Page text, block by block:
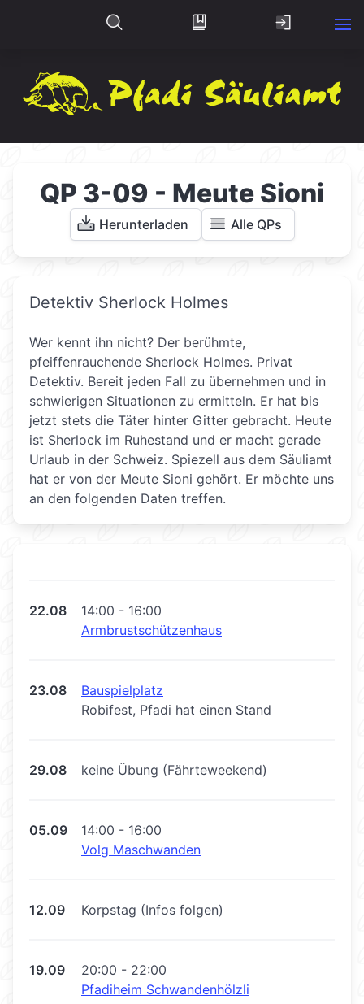
QP 3-09 - Meute Sioni
Herunterladen Alle QPs
Detektiv Sherlock Holmes
Wer kennt ihn nicht? Der berühmte,
pfeiffenrauchende Sherlock Holmes. Privat
Detektiv. Bereit jeden Fall zu übernehmen und in
schwierigen Situationen zu ermitteln. Er hat bis
jetzt stets die Täter hinter Gitter gebracht. Heute
ist Sherlock im Ruhestand und er macht gerade
Urlaub in der Schweiz. Spiezell aus dem Säuliamt
hat er von der Meute Sioni gehört. Er möchte uns
an den folgenden Daten treffen.
22.08
14:00 - 16:00
Armbrustschützenhaus
23.08
Bauspielplatz
Robifest, Pfadi hat einen Stand
29.08 keine Übung (Fährteweekend)
05.09
14:00 - 16:00
Volg Maschwanden
12.09 Korpstag (Infos folgen)
19.09
20:00 - 22:00
Pfadiheim Schwandenhölzli